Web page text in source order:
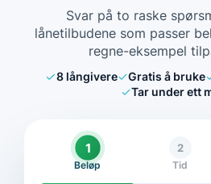
Svar på to raske
lånetilbudene som passer
regne-eksempel
8långivere Gratis å bruke
Tar under ett
1
Beløp
2
Tid